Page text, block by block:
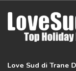
Love Sud di Trane